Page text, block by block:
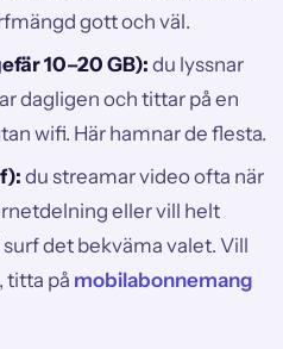
gott och väl.
10–20 GB): du lyssnar
dagligen och tittar på en
wifi. Här hamnar de flesta.
du streamar video ofta när
eller vill helt
surf det bekväma valet. Vill
titta på mobilabonnemang